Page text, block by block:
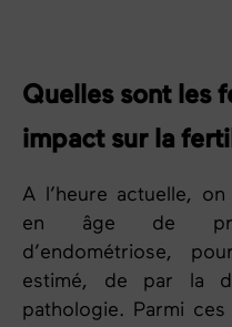
Quelles sont les
impact sur la
A l’heure actuelle,
en âge de
d’endométriose,
estimé, de par la
pathologie. Parmi ces